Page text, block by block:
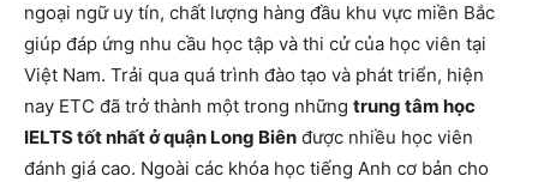
ngoại ngữ uy tín, chất lượng hàng đầu khu vực miền Bắc
giúp đáp ứng nhu cầu học tập và thi cử của học viên tại
Việt Nam. Trải qua quá trình đào tạo và phát triển, hiện
nay ETC đã trở thành một trong những trung tâm học
IELTS tốt nhất ở quận Long Biên được nhiều học viên
đánh giá cao. Ngoài các khóa học tiếng Anh cơ bản cho